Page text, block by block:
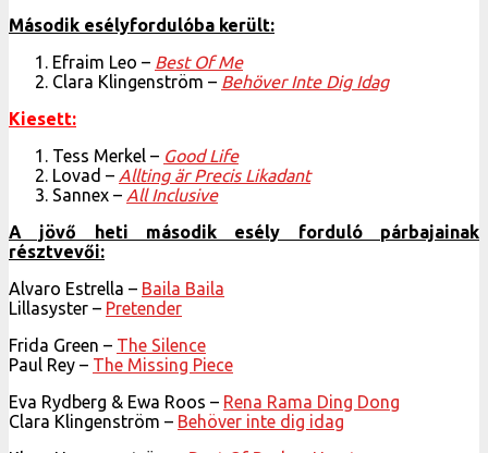
Második esélyfordulóba került:
Efraim Leo – Best Of Me
Clara Klingenström – Behöver Inte Dig Idag
Kiesett:
Tess Merkel – Good Life
Lovad – Allting är Precis Likadant
Sannex – All Inclusive
A jövő heti második esély forduló párbajainak
résztvevői:
Alvaro Estrella – Baila Baila
Lillasyster – Pretender
Frida Green – The Silence
Paul Rey – The Missing Piece
Eva Rydberg & Ewa Roos – Rena Rama Ding Dong
Clara Klingenström – Behöver inte dig idag